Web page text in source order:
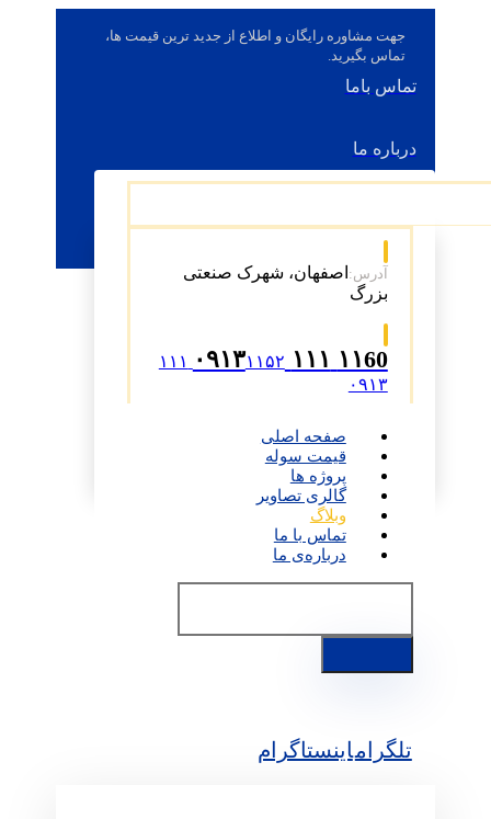
جهت مشاوره رایگان و اطلاع از جدید ترین قیمت ها،
تماس بگیرید.
تماس باما
درباره ما
آدرس: اصفهان، شهرک صنعتی
بزرگ
۱۱60 ۱۱۱ ۰۹۱۳
۱۱۵۲ ۱۱۱
۰۹۱۳
صفحه اصلی
قیمت سوله
پروژه ها
گالری تصاویر
وبلاگ
تماس با ما
درباره‌ی ما
تلگراماینستاگرام